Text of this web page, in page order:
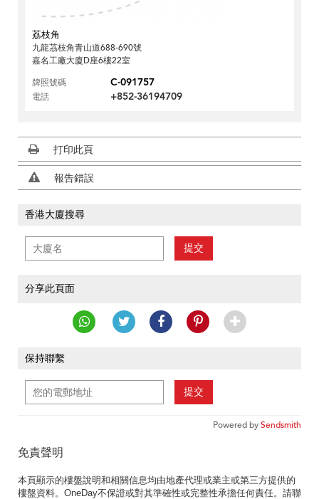
荔枝角
九龍茘枝角青山道688-690號
嘉名工廠大廈D座6樓22室
牌照號碼
C-091757
電話 +852-36194709
打印此頁
報告錯誤
香港大廈搜尋
提交
分享此頁面
保持聯繫
提交
Powered bySendsmith
免責聲明
本頁顯示的樓盤說明和相關信息均由地產代理或業主或第三方提供的
樓盤資料。OneDay不保證或對其準確性或完整性承擔任何責任。請聯